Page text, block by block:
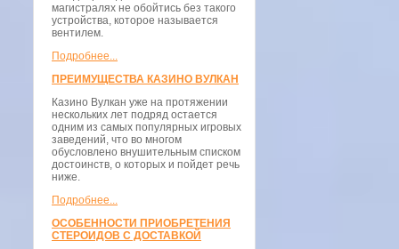
магистралях не обойтись без такого
устройства, которое называется
вентилем.
Подробнее...
ПРЕИМУЩЕСТВА КАЗИНО ВУЛКАН
Казино Вулкан уже на протяжении
нескольких лет подряд остается
одним из самых популярных игровых
заведений, что во многом
обусловлено внушительным списком
достоинств, о которых и пойдет речь
ниже.
Подробнее...
ОСОБЕННОСТИ ПРИОБРЕТЕНИЯ
СТЕРОИДОВ С ДОСТАВКОЙ